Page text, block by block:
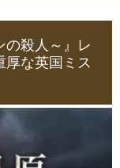
の殺人～』レ
厚な英国ミス